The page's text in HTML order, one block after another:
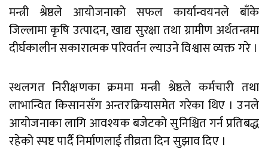
मन्त्री श्रेष्ठले आयोजनाको सफल कार्यान्वयनले बाँके
जिल्लामा कृषि उत्पादन, खाद्य सुरक्षा तथा ग्रामीण अर्थतन्त्रमा
दीर्घकालीन सकारात्मक परिवर्तन ल्याउने विश्वास व्यक्त गरे ।
स्थलगत निरीक्षणका क्रममा मन्त्री श्रेष्ठले कर्मचारी तथा
लाभान्वित किसानसँग अन्तरक्रियासमेत गरेका थिए । उनले
आयोजनाका लागि आवश्यक बजेटको सुनिश्चित गर्न प्रतिबद्ध
रहेको स्पष्ट पार्दै निर्माणलाई तीव्रता दिन सुझाव दिए ।